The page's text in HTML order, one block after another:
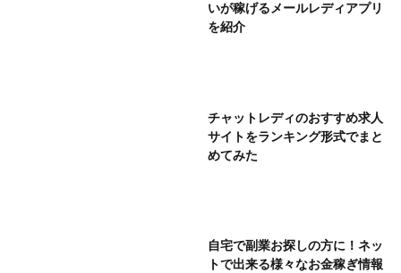
いが稼げるメールレディアプリ
を紹介
チャットレディのおすすめ求人
サイトをランキング形式でまと
めてみた
自宅で副業お探しの方に！ネッ
トで出来る様々なお金稼ぎ情報